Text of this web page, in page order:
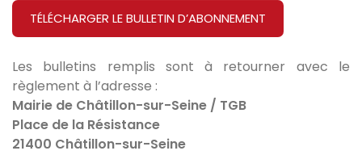
TÉLÉCHARGER LE BULLETIN D’ABONNEMENT
Les bulletins remplis sont à retourner avec le
règlement à l’adresse :
Mairie de Châtillon-sur-Seine / TGB
Place de la Résistance
21400 Châtillon-sur-Seine